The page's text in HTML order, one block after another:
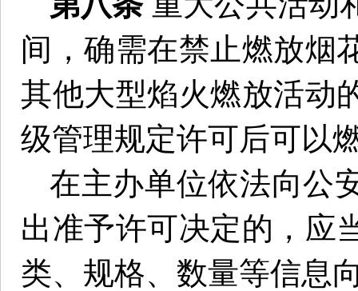
间，确需在禁止燃放烟
其他大型焰火燃放活动
级管理规定许可后可以
在主办单位依法向公
出准予许可决定的，应
类、规格、数量等信息